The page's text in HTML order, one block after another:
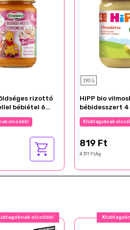
rizottó
bébiétel 6
163 g
olcsóbb!
190 G
HiPP bio
bébidesszert 4
kortól 190 g
Klubtagoknak
819 Ft
4 311 Ft/kg
olcsóbb!